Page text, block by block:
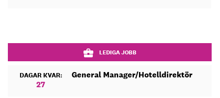
LEDIGA JOBB
DAGAR KVAR:
27
General Manager/Hotelldirektör